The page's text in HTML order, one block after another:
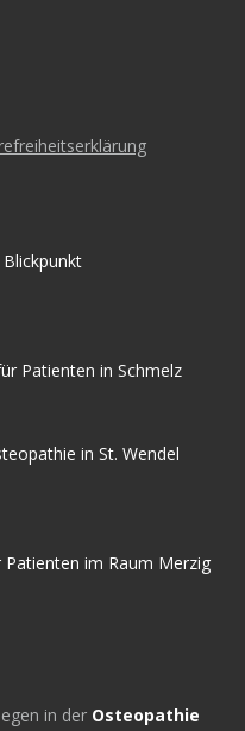
Patienten in Schmelz
in St. Wendel
im Raum Merzig
in der Osteopathie